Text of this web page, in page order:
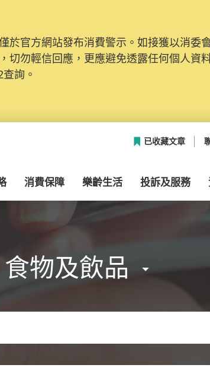
於官方網站發布消費警示。如接獲以消委
切勿輕信回應，更應避免透露任何個人資
詢。
已收藏文章
消費保障 樂齡生活 投訴及服務
食物及飲品